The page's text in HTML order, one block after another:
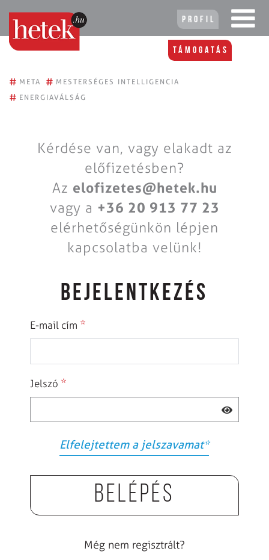
Profil
Támogatás
# META # MESTERSÉGES INTELLIGENCIA
# ENERGIAVÁLSÁG
Kérdése van, vagy elakadt az
előfizetésben?
Az elofizetes@hetek.hu
vagy a +36 20 913 77 23
elérhetőségünkön lépjen
kapcsolatba velünk!
BEJELENTKEZÉS
E-mail cím *
Jelszó *
Elfelejtettem a jelszavamat*
Belépés
Még nem regisztrált?